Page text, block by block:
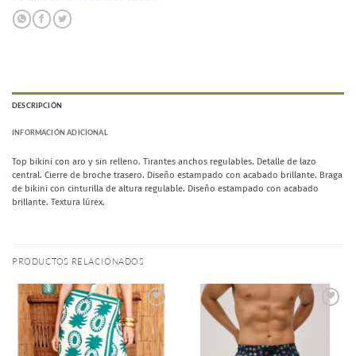
DESCRIPCIÓN
INFORMACIÓN ADICIONAL
Top bikini con aro y sin relleno. Tirantes anchos regulables. Detalle de lazo
central. Cierre de broche trasero. Diseño estampado con acabado brillante. Braga
de bikini con cinturilla de altura regulable. Diseño estampado con acabado
brillante. Textura lúrex.
PRODUCTOS RELACIONADOS
Añadir
lista de
deseos